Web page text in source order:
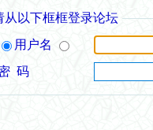
从以下框框登录论坛
用户名
码